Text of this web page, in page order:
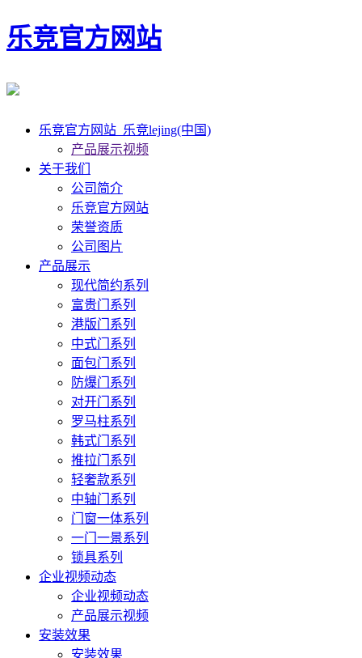
乐竞官方网站
乐竞官方网站_乐竞lejing(中国)
产品展示视频
关于我们
公司简介
乐竞官方网站
荣誉资质
公司图片
产品展示
现代简约系列
富贵门系列
港版门系列
中式门系列
面包门系列
防爆门系列
对开门系列
罗马柱系列
韩式门系列
推拉门系列
轻奢款系列
中轴门系列
门窗一体系列
一门一景系列
锁具系列
企业视频动态
企业视频动态
产品展示视频
安装效果
安装效果